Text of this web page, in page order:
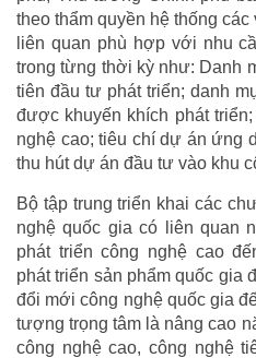
theo thẩm quyền hệ thống
liên quan phù hợp với nhu
trong từng thời kỳ như: Danh
tiên đầu tư phát triển; danh
được khuyến khích phát
nghệ cao; tiêu chí dự án ứng
thu hút dự án đầu tư vào khu
Bộ tập trung triển khai các
nghệ quốc gia có liên quan
phát triển công nghệ cao
phát triển sản phẩm quốc gia
đổi mới công nghệ quốc gia
tượng trọng tâm là nâng cao
công nghệ cao, công nghệ